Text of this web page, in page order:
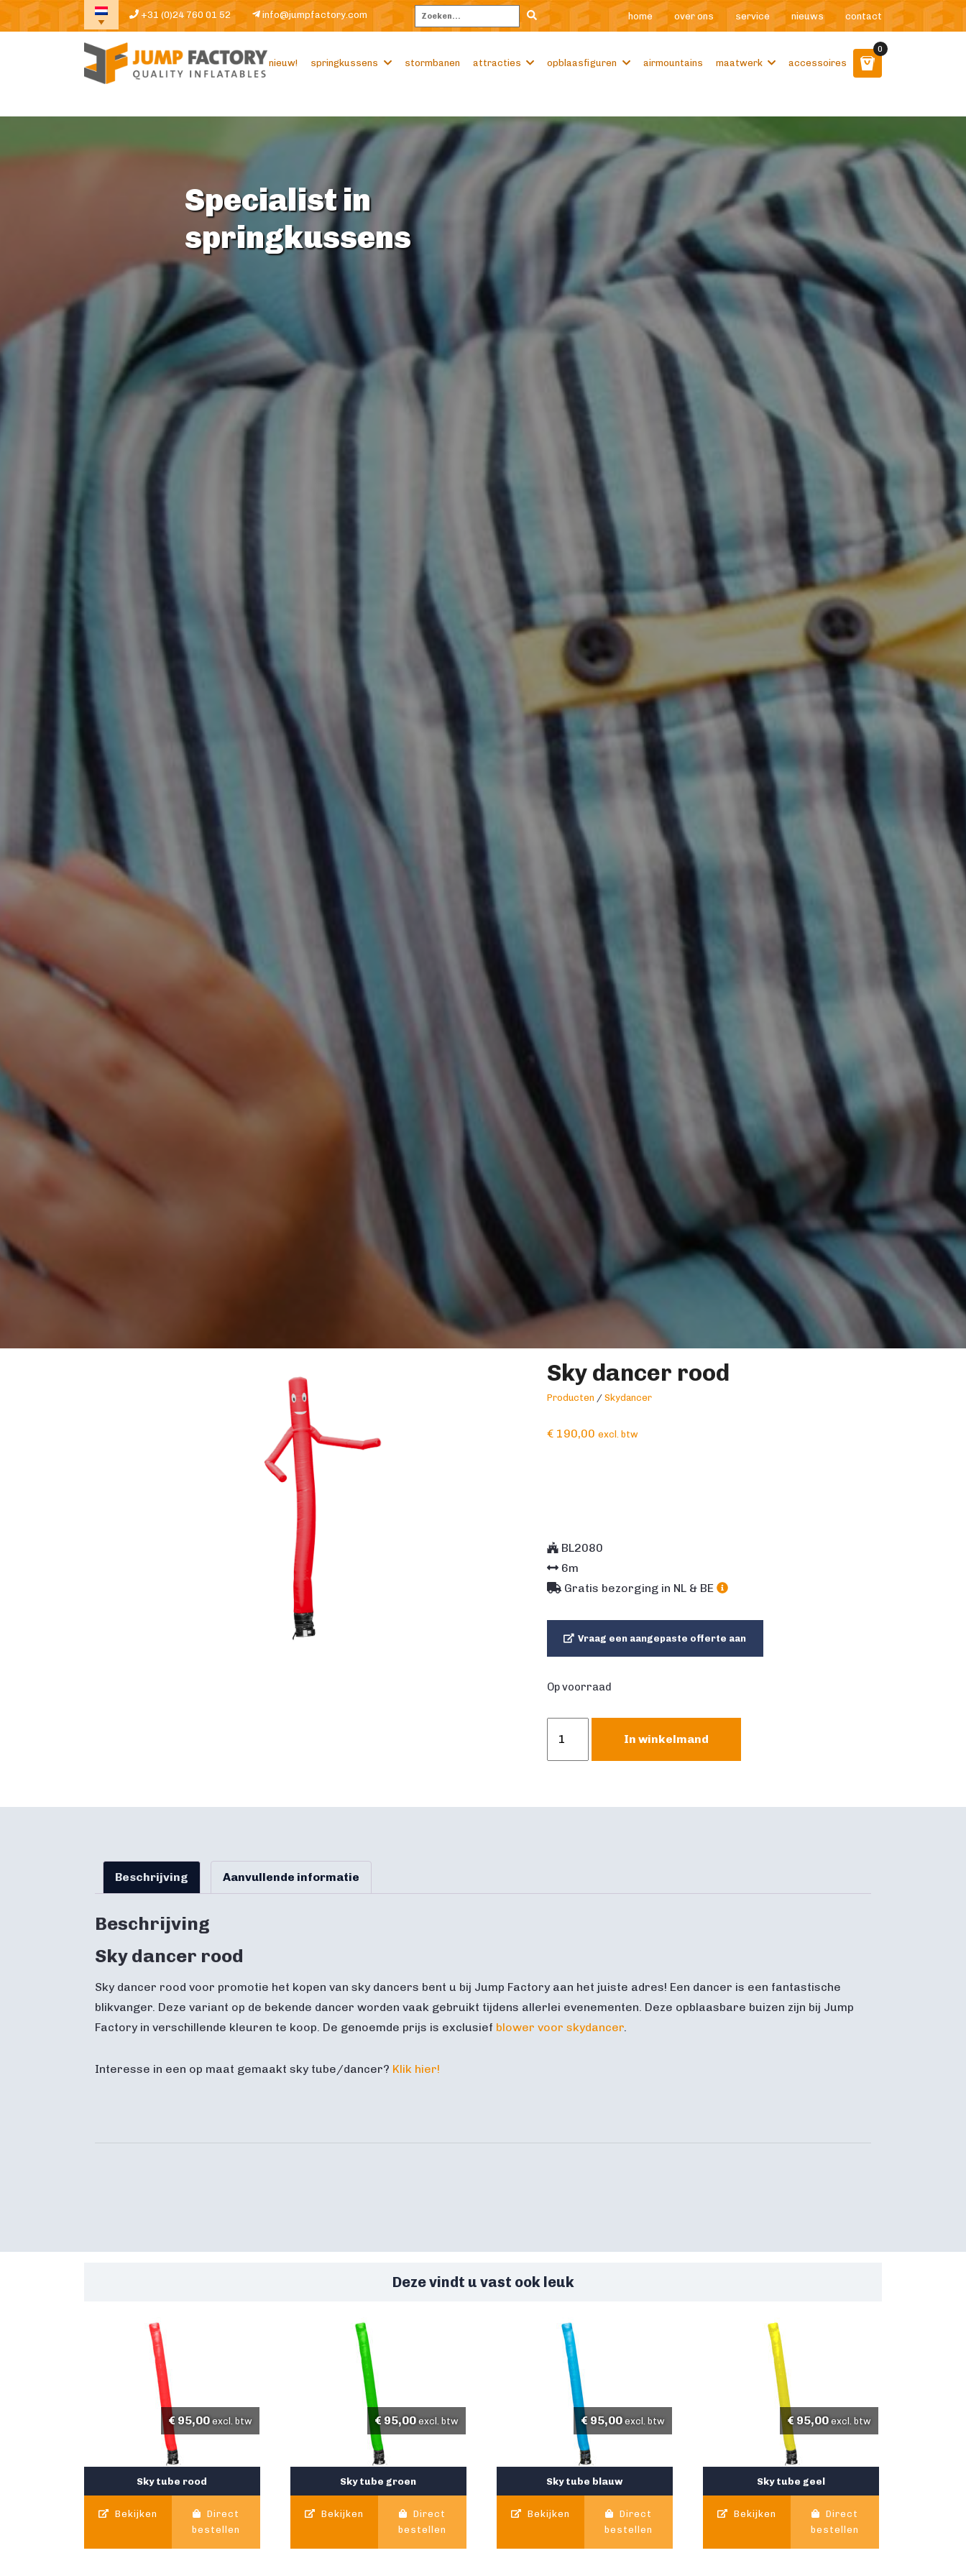
+31 (0)24 760 01 52 info@jumpfactory.com home over ons service nieuws contact
nieuw! springkussens stormbanen attracties opblaasfiguren airmountains maatwerk accessoires
0
Specialist in
springkussens
Sky dancer rood
Producten / Skydancer
€190,00 excl. btw
BL2080
6m
Gratis bezorging in NL & BE
Vraag een aangepaste offerte aan
Op voorraad
dancer
In winkelmand
Beschrijving Aanvullende informatie
Beschrijving
Sky dancer rood
Sky dancer rood voor promotie het kopen van sky dancers bent u bij Jump Factory aan het juiste adres! Een dancer is een fantastische
blikvanger. Deze variant op de bekende dancer worden vaak gebruikt tijdens allerlei evenementen. Deze opblaasbare buizen zijn bij Jump
Factory in verschillende kleuren te koop. De genoemde prijs is exclusief blower voor skydancer.
Interesse in een op maat gemaakt sky tube/dancer? Klik hier!
Deze vindt u vast ook leuk
Sky tube rood
€ 95,00 excl. btw
Bekijken
Direct
bestellen
Sky tube groen
€ 95,00 excl. btw
Bekijken
Direct
bestellen
Sky tube blauw
€ 95,00 excl. btw
Bekijken
Direct
bestellen
Sky tube geel
€ 95,00 excl. btw
Bekijken
Direct
bestellen